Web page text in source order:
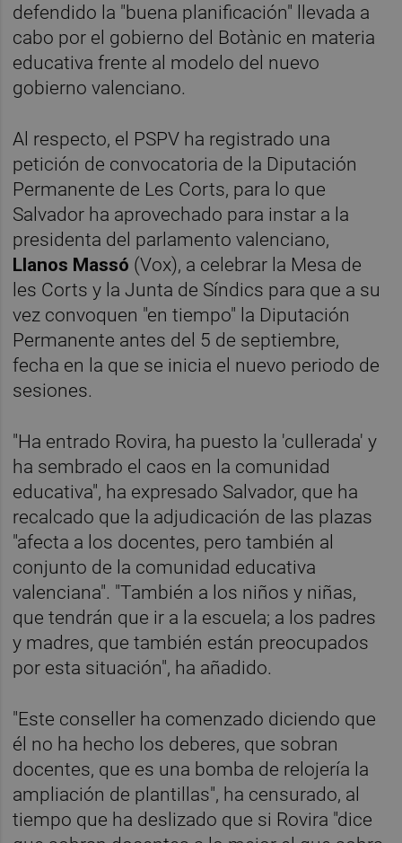
defendido la "buena planificación" llevada a
cabo por el gobierno del Botànic en materia
educativa frente al modelo del nuevo
gobierno valenciano.
Al respecto, el PSPV ha registrado una
petición de convocatoria de la Diputación
Permanente de Les Corts, para lo que
Salvador ha aprovechado para instar a la
presidenta del parlamento valenciano,
Llanos Massó (Vox), a celebrar la Mesa de
les Corts y la Junta de Síndics para que a su
vez convoquen "en tiempo" la Diputación
Permanente antes del 5 de septiembre,
fecha en la que se inicia el nuevo periodo de
sesiones.
"Ha entrado Rovira, ha puesto la 'cullerada' y
ha sembrado el caos en la comunidad
educativa", ha expresado Salvador, que ha
recalcado que la adjudicación de las plazas
"afecta a los docentes, pero también al
conjunto de la comunidad educativa
valenciana". "También a los niños y niñas,
que tendrán que ir a la escuela; a los padres
y madres, que también están preocupados
por esta situación", ha añadido.
"Este conseller ha comenzado diciendo que
él no ha hecho los deberes, que sobran
docentes, que es una bomba de relojería la
ampliación de plantillas", ha censurado, al
tiempo que ha deslizado que si Rovira "dice